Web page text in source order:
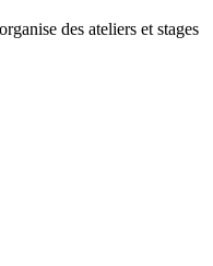
des ateliers et stages